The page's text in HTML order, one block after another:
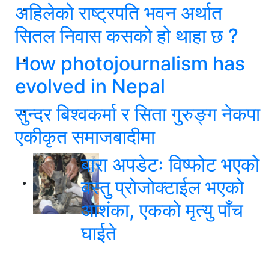
अहिलेको राष्ट्रपति भवन अर्थात
सितल निवास कसको हो थाहा छ ?
How photojournalism has
evolved in Nepal
सुन्दर बिश्वकर्मा र सिता गुरुङ्ग नेकपा
एकीकृत समाजबादीमा
बारा अपडेटः विष्फोट भएको
बस्तु प्रोजोक्टाईल भएको
आशंका, एकको मृत्यु पाँच
घाईते